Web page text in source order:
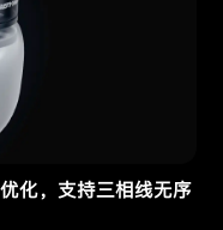
化，支持三相线无序